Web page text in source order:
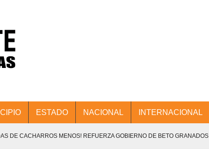
ESTADO NACIONAL INTERNACIONAL
DE CACHARROS MENOS! REFUERZA GOBIERNO DE BETO GRANADOS